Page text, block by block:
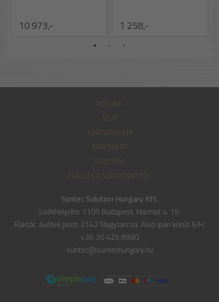
10 973,- 1 258,-
RÓLUNK
ÁSZF
ADATVÉDELEM
KAPCSOLAT
SZÁLLÍTÁS
ELÁLLÁS A SZERZŐDÉSTŐL
Suntec Solution Hungary Kft.
Székhelycím: 1105 Budapest, Harmat u. 15.
Raktár, ávételi pont: 2142 Nagytarcsa, Alsó Ipari körút 6/H.
+36 30 425 8990
suntec@suntechungary.hu